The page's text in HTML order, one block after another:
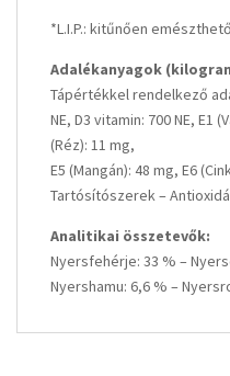
*L.I.P.: kitűnően
Adalékanyagok
Tápértékkel rendelkező
NE, D3 vitamin: 700 NE, E1
(Réz): 11 mg,
E5 (Mangán): 48 mg, E6
Tartósítószerek –
Analitikai összetevők:
Nyersfehérje: 33 % –
Nyershamu: 6,6 % –